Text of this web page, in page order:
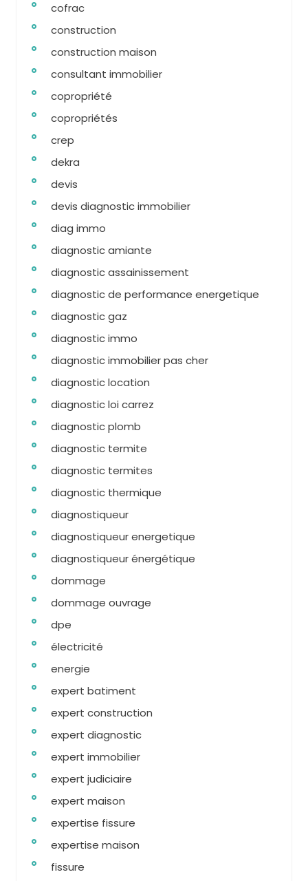
cofrac
construction
construction maison
consultant immobilier
copropriété
copropriétés
crep
dekra
devis
devis diagnostic immobilier
diag immo
diagnostic amiante
diagnostic assainissement
diagnostic de performance energetique
diagnostic gaz
diagnostic immo
diagnostic immobilier pas cher
diagnostic location
diagnostic loi carrez
diagnostic plomb
diagnostic termite
diagnostic termites
diagnostic thermique
diagnostiqueur
diagnostiqueur energetique
diagnostiqueur énergétique
dommage
dommage ouvrage
dpe
électricité
energie
expert batiment
expert construction
expert diagnostic
expert immobilier
expert judiciaire
expert maison
expertise fissure
expertise maison
fissure